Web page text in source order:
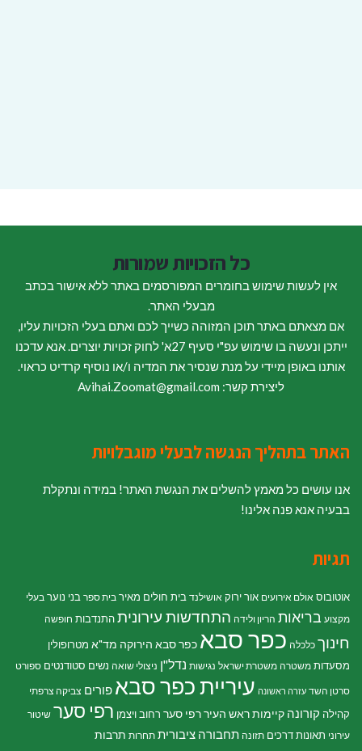
כל הזכויות שמורות
אין לעשות שימוש בחומרים המפורסמים באתר ללא אישור בכתב
מבעלי האתר.
אם מצאתם באתר תוכן המזוהה כשייך לכם ואתם בעלי הזכויות עליו,
ייתכן ונעשה בו שימוש עפ"י סעיף 27א' לחוק זכויות יוצרים. אנא עדכנו
אותנו באופן מיידי על מנת שנסיר את המדיה ו/או נוסיף קרדיט כראוי.
ליצירת קשר: Avihai.Zoomat@gmail.com
האתר בתהליך הנגשה לבעלי מוגבלויות
אנו עושים כל מאמץ להשלים את הנגשת האתר! במידה ונתקלת
בבעיה אנא פנה אלינו!
תגיות
אוטובוס אולם אירועים אור ירוק אושילנד בית חולים מאיר בית ספר בני נוער בעלי
מקצוע בריאות הריון ולידה התחדשות עירוניתהתנדבות חופשה
חינוך כלכלה כפר סבא כפר סבא הירוקה מד"א מטרופולין
מסעדות משטרה משטרת ישראל נגישות נדל"ן ניצולי שואה נשים סטודנטים ספורט
סרטן השד עזרה ראשונה עיריית כפר סבא פורים צביקה צרפתי
קהילה קורונה קיימותראש העיר רפי סער רחוב ויצמן רפי סער שיטור
עירוני תאונות דרכים תזונה תחבורה ציבורית תחרות תרבות